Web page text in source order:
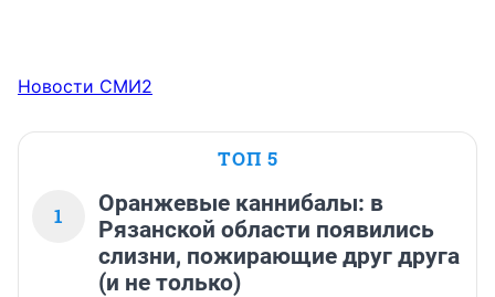
Новости СМИ2
ТОП 5
1
Оранжевые каннибалы: в
Рязанской области появились
слизни, пожирающие друг друга
(и не только)